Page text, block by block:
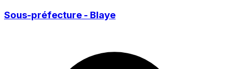
Sous-préfecture - Blaye